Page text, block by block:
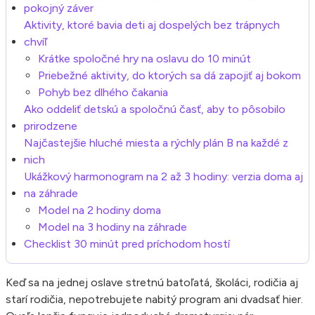
pokojný záver
Aktivity, ktoré bavia deti aj dospelých bez trápnych
chvíľ
Krátke spoločné hry na oslavu do 10 minút
Priebežné aktivity, do ktorých sa dá zapojiť aj bokom
Pohyb bez dlhého čakania
Ako oddeliť detskú a spoločnú časť, aby to pôsobilo
prirodzene
Najčastejšie hluché miesta a rýchly plán B na každé z
nich
Ukážkový harmonogram na 2 až 3 hodiny: verzia doma aj
na záhrade
Model na 2 hodiny doma
Model na 3 hodiny na záhrade
Checklist 30 minút pred príchodom hostí
Keď sa na jednej oslave stretnú batoľatá, školáci, rodičia aj
starí rodičia, nepotrebujete nabitý program ani dvadsať hier.